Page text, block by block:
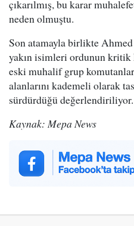
çıkarılmış, bu karar
neden olmuştu.
Son atamayla birlikte
yakın isimleri ordunun
eski muhalif grup
alanlarını kademeli olarak
sürdürdüğü değerlendiriliyor.
Kaynak: Mepa News